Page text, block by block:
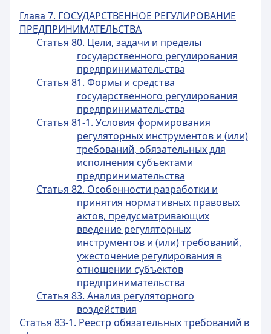
Глава 7. ГОСУДАРСТВЕННОЕ РЕГУЛИРОВАНИЕ
ПРЕДПРИНИМАТЕЛЬСТВА
Статья 80. Цели, задачи и пределы
государственного регулирования
предпринимательства
Статья 81. Формы и средства
государственного регулирования
предпринимательства
Статья 81-1. Условия формирования
регуляторных инструментов и (или)
требований, обязательных для
исполнения субъектами
предпринимательства
Статья 82. Особенности разработки и
принятия нормативных правовых
актов, предусматривающих
введение регуляторных
инструментов и (или) требований,
ужесточение регулирования в
отношении субъектов
предпринимательства
Статья 83. Анализ регуляторного
воздействия
Статья 83-1. Реестр обязательных требований в